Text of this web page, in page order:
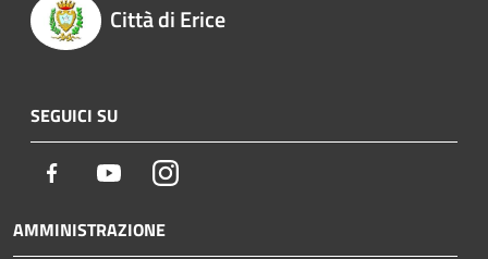
Città di Erice
SEGUICI SU
Facebook YoutubeInstagram
AMMINISTRAZIONE